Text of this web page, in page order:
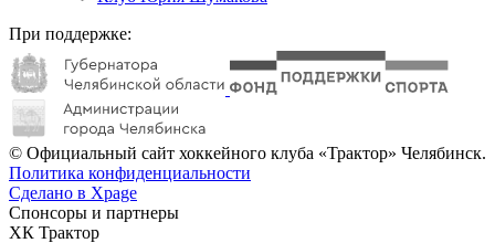
При поддержке:
© Официальный сайт хоккейного клуба «Трактор» Челябинск.
Политика конфиденциальности
Сделано в Xpage
Спонсоры и партнеры
ХК Трактор